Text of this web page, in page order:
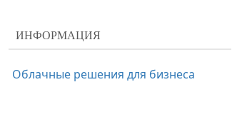
ИНФОРМАЦИЯ
Облачные решения для бизнеса